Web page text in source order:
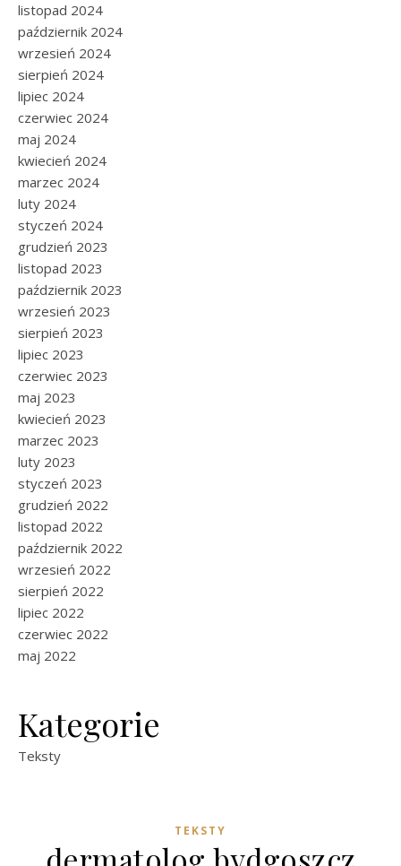
listopad 2024
październik 2024
wrzesień 2024
sierpień 2024
lipiec 2024
czerwiec 2024
maj 2024
kwiecień 2024
marzec 2024
luty 2024
styczeń 2024
grudzień 2023
listopad 2023
październik 2023
wrzesień 2023
sierpień 2023
lipiec 2023
czerwiec 2023
maj 2023
kwiecień 2023
marzec 2023
luty 2023
styczeń 2023
grudzień 2022
listopad 2022
październik 2022
wrzesień 2022
sierpień 2022
lipiec 2022
czerwiec 2022
maj 2022
Kategorie
Teksty
TEKSTY